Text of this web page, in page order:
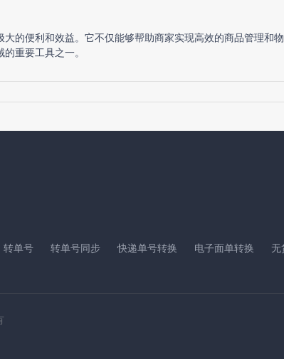
的便利和效益。它不仅能够帮助商家实现高效的商品管理和
重要工具之一。
转单号 转单号同步 快递单号转换 电子面单转换 无